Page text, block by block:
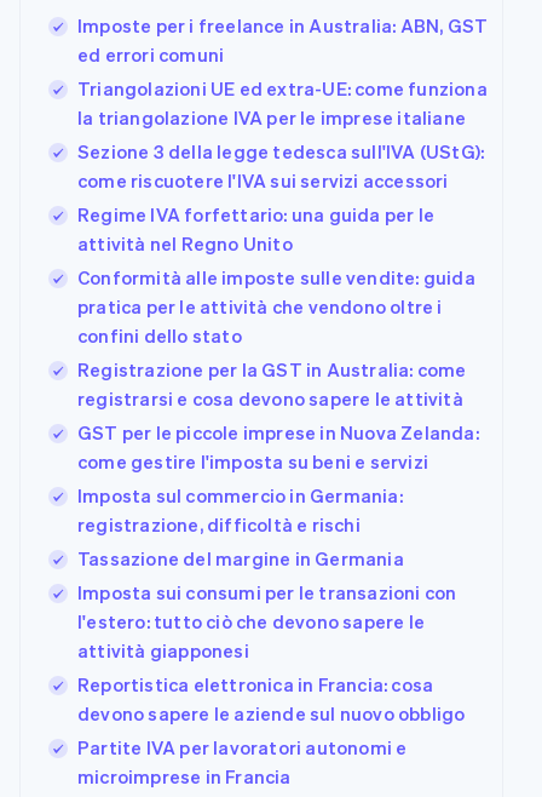
Imposte per i freelance in Australia: ABN, GST
ed errori comuni
Triangolazioni UE ed extra-UE: come funziona
la triangolazione IVA per le imprese italiane
Sezione 3 della legge tedesca sull'IVA (UStG):
come riscuotere l'IVA sui servizi accessori
Regime IVA forfettario: una guida per le
attività nel Regno Unito
Conformità alle imposte sulle vendite: guida
pratica per le attività che vendono oltre i
confini dello stato
Registrazione per la GST in Australia: come
registrarsi e cosa devono sapere le attività
GST per le piccole imprese in Nuova Zelanda:
come gestire l'imposta su beni e servizi
Imposta sul commercio in Germania:
registrazione, difficoltà e rischi
Tassazione del margine in Germania
Imposta sui consumi per le transazioni con
l'estero: tutto ciò che devono sapere le
attività giapponesi
Reportistica elettronica in Francia: cosa
devono sapere le aziende sul nuovo obbligo
Partite IVA per lavoratori autonomi e
microimprese in Francia